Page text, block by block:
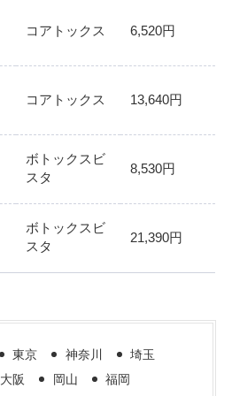
コアトックス 6,520円
コアトックス 13,640円
ボトックスビ
スタ
8,530円
ボトックスビ
スタ
21,390円
東京 神奈川
埼玉
大阪 岡山 福岡